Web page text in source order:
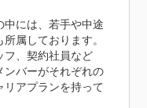
中には、若手や中途
属しております。
フ、契約社員など
ンバーがそれぞれの
リアプランを持って